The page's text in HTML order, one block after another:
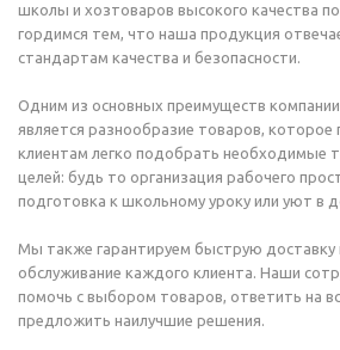
школы и хозтоваров высокого качества
гордимся тем, что наша продукция
стандартам качества и безопасности.
Одним из основных преимуществ
является разнообразие товаров,
клиентам легко подобрать необходимые
целей: будь то организация рабочего
подготовка к школьному уроку или уют в
Мы также гарантируем быструю доставку
обслуживание каждого клиента. Наши
помочь с выбором товаров, ответить на
предложить наилучшие решения.